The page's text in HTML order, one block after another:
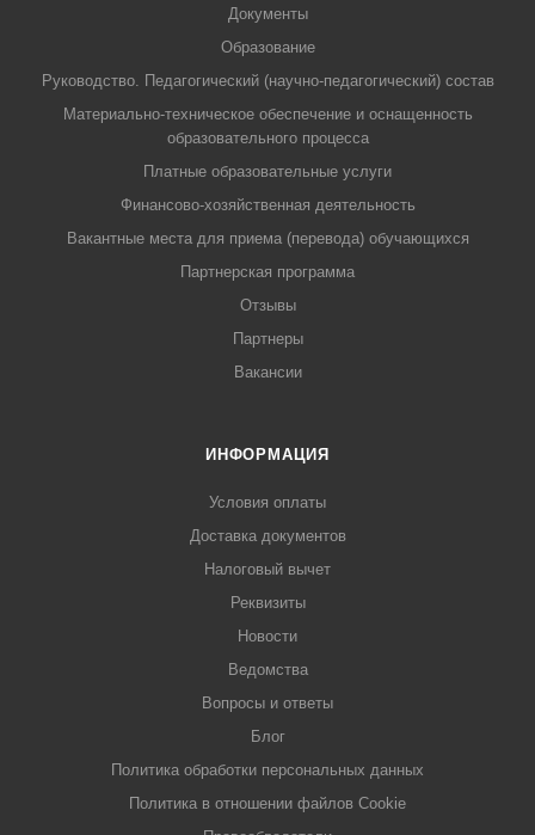
Документы
Образование
Руководство. Педагогический (научно-педагогический) состав
Материально-техническое обеспечение и оснащенность
образовательного процесса
Платные образовательные услуги
Финансово-хозяйственная деятельность
Вакантные места для приема (перевода) обучающихся
Партнерская программа
Отзывы
Партнеры
Вакансии
ИНФОРМАЦИЯ
Условия оплаты
Доставка документов
Налоговый вычет
Реквизиты
Новости
Ведомства
Вопросы и ответы
Блог
Политика обработки персональных данных
Политика в отношении файлов Cookie